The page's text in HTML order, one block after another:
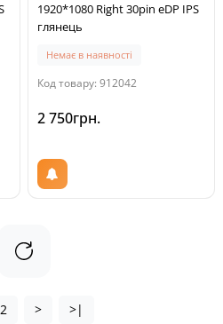
1920*1080 Right 30pin eDP IPS
глянець
Немає в наявності
Код товару: 912042
2 750грн.
2 > >|